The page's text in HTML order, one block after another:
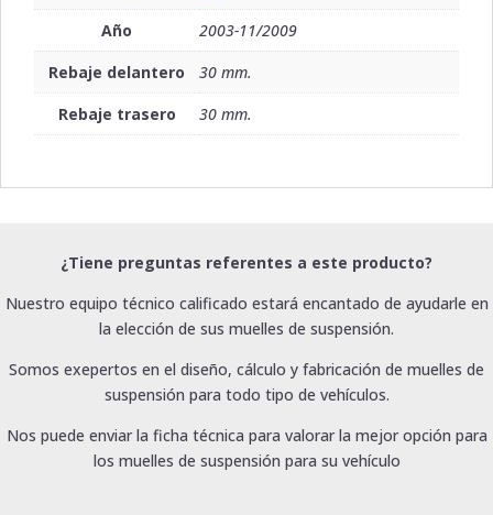
Año
2003-11/2009
Rebaje delantero
30 mm.
Rebaje trasero
30 mm.
¿Tiene preguntas referentes a este producto?
Nuestro equipo técnico calificado estará encantado de ayudarle en
la elección de sus muelles de suspensión.
Somos exepertos en el diseño, cálculo y fabricación de muelles de
suspensión para todo tipo de vehículos.
Nos puede enviar la ficha técnica para valorar la mejor opción para
los muelles de suspensión para su vehículo